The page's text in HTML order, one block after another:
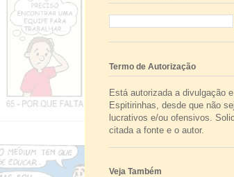
Termo de Autorização
Está autorizada a divulgação
Espitirinhas, desde que não
lucrativos e/ou ofensivos.
citada a fonte e o autor.
Veja Também